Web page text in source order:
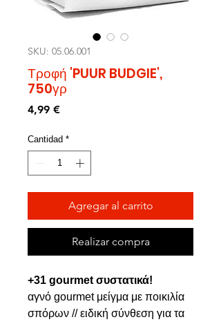
SKU: 05.06.001
Τροφή 'PUUR BUDGIE',
750γρ
4,99 €Precio
Cantidad *
Agregar al carrito
Realizar compra
+31 gourmet συστατικά!
αγνό gourmet μείγμα με ποικιλία
σπόρων // ειδική σύνθεση για τα